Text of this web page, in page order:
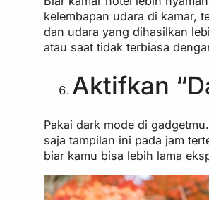
kelembapan udara di kamar,
dan udara yang dihasilkan
atau saat tidak terbiasa
Aktifkan
Pakai dark mode di
saja tampilan ini pada jam
biar kamu bisa lebih lama